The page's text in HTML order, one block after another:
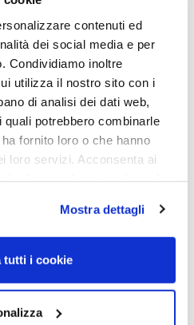
contenuti ed
dei social media e per
Condividiamo inoltre
utilizza il nostro sito con i
di analisi dei dati web,
potrebbero combinarle
fornito loro o che hanno
loro servizi. Acconsenta ai
Mostra dettagli
tutti i cookie
OCCHIALE DA SOLE TOM
FORD FT0337 HUGH Colore:
01N – nero lucido
280,00€ 210,00
Read more